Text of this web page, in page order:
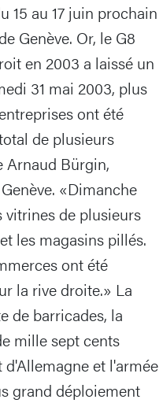
15 au 17 juin prochain
Genève. Or, le G8
en 2003 a laissé un
31 mai 2003, plus
ont été
de plusieurs
Arnaud Bürgin,
«Dimanche
vitrines de plusieurs
les magasins pillés.
ont été
la rive droite.» La
de barricades, la
mille sept cents
et l'armée
grand déploiement